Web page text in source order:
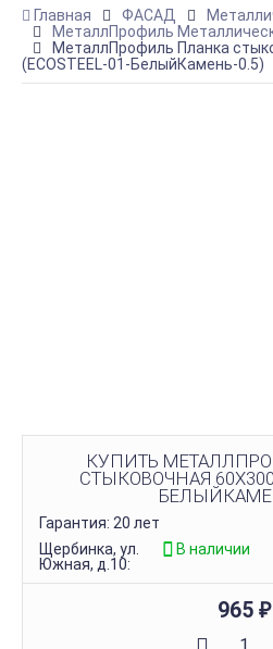
Главная ФАСАД
МеталлПрофиль
МеталлПрофиль Планка
(ECOSTEEL-01-БелыйКамень-0.5)
КУПИТЬ
СТЫКОВОЧНАЯ
Гарантия: 20 лет
Щербинка, ул.
Южная, д.10:
В наличии
965 ₽